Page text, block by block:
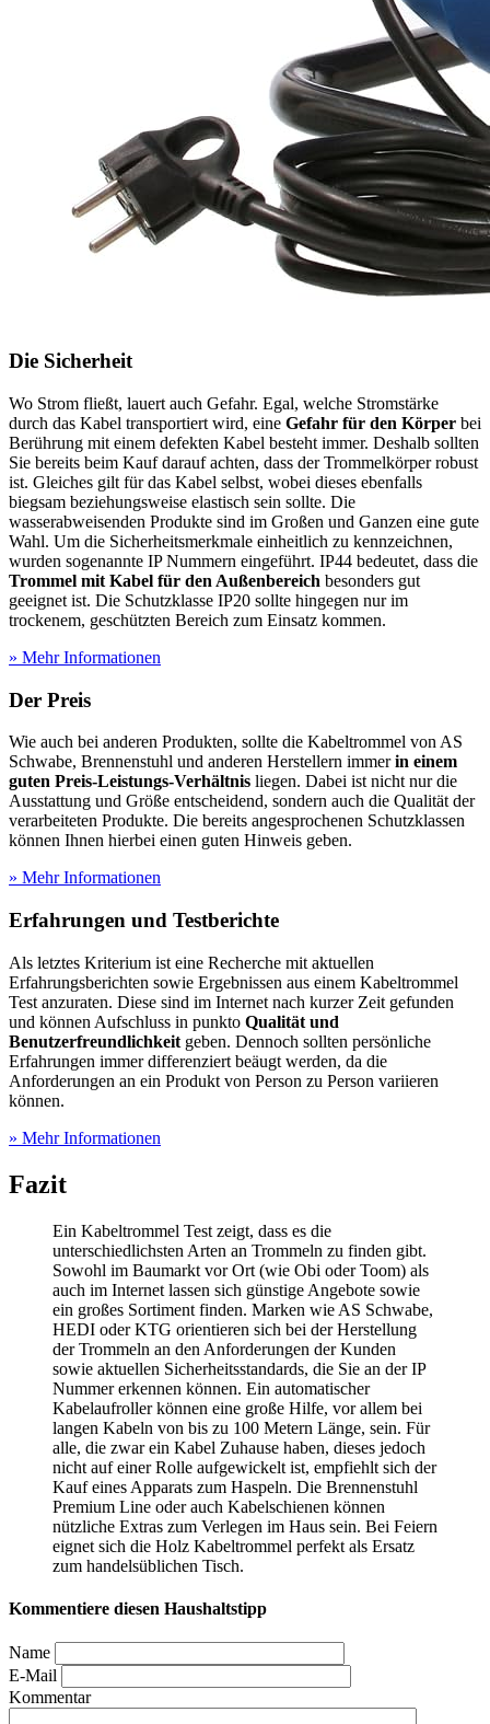
Die Sicherheit
Wo Strom fließt, lauert auch Gefahr. Egal, welche Stromstärke
durch das Kabel transportiert wird, eine Gefahr für den Körper bei
Berührung mit einem defekten Kabel besteht immer. Deshalb sollten
Sie bereits beim Kauf darauf achten, dass der Trommelkörper robust
ist. Gleiches gilt für das Kabel selbst, wobei dieses ebenfalls
biegsam beziehungsweise elastisch sein sollte. Die
wasserabweisenden Produkte sind im Großen und Ganzen eine gute
Wahl. Um die Sicherheitsmerkmale einheitlich zu kennzeichnen,
wurden sogenannte IP Nummern eingeführt. IP44 bedeutet, dass die
Trommel mit Kabel für den Außenbereich besonders gut
geeignet ist. Die Schutzklasse IP20 sollte hingegen nur im
trockenem, geschützten Bereich zum Einsatz kommen.
» Mehr Informationen
Der Preis
Wie auch bei anderen Produkten, sollte die Kabeltrommel von AS
Schwabe, Brennenstuhl und anderen Herstellern immerin einem
guten Preis-Leistungs-Verhältnis liegen. Dabei ist nicht nur die
Ausstattung und Größe entscheidend, sondern auch die Qualität der
verarbeiteten Produkte. Die bereits angesprochenen Schutzklassen
können Ihnen hierbei einen guten Hinweis geben.
» Mehr Informationen
Erfahrungen und Testberichte
Als letztes Kriterium ist eine Recherche mit aktuellen
Erfahrungsberichten sowie Ergebnissen aus einem Kabeltrommel
Test anzuraten. Diese sind im Internet nach kurzer Zeit gefunden
und können Aufschluss in punkto Qualität und
Benutzerfreundlichkeit geben. Dennoch sollten persönliche
Erfahrungen immer differenziert beäugt werden, da die
Anforderungen an ein Produkt von Person zu Person variieren
können.
» Mehr Informationen
Fazit
Ein Kabeltrommel Test zeigt, dass es die
unterschiedlichsten Arten an Trommeln zu finden gibt.
Sowohl im Baumarkt vor Ort (wie Obi oder Toom) als
auch im Internet lassen sich günstige Angebote sowie
ein großes Sortiment finden. Marken wie AS Schwabe,
HEDI oder KTG orientieren sich bei der Herstellung
der Trommeln an den Anforderungen der Kunden
sowie aktuellen Sicherheitsstandards, die Sie an der IP
Nummer erkennen können. Ein automatischer
Kabelaufroller können eine große Hilfe, vor allem bei
langen Kabeln von bis zu 100 Metern Länge, sein. Für
alle, die zwar ein Kabel Zuhause haben, dieses jedoch
nicht auf einer Rolle aufgewickelt ist, empfiehlt sich der
Kauf eines Apparats zum Haspeln. Die Brennenstuhl
Premium Line oder auch Kabelschienen können
nützliche Extras zum Verlegen im Haus sein. Bei Feiern
eignet sich die Holz Kabeltrommel perfekt als Ersatz
zum handelsüblichen Tisch.
Kommentiere diesen Haushaltstipp
Name
E-Mail
Kommentar